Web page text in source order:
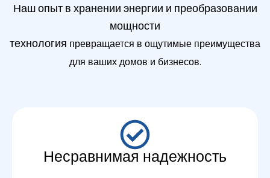
Наш опыт в хранении энергии и преобразовании
мощности
технология превращается в ощутимые преимущества
для ваших домов и бизнесов.
Несравнимая надежность